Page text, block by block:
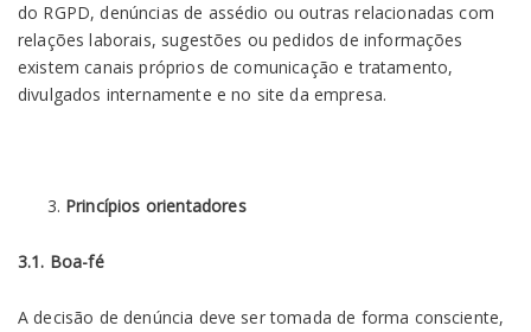
do RGPD, denúncias de assédio ou outras relacionadas com
relações laborais, sugestões ou pedidos de informações
existem canais próprios de comunicação e tratamento,
divulgados internamente e no site da empresa.
Princípios orientadores
3.1. Boa-fé
A decisão de denúncia deve ser tomada de forma consciente,